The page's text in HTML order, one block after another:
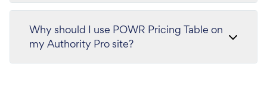
Why should I use POWR Pricing Table on
my Authority Pro site?